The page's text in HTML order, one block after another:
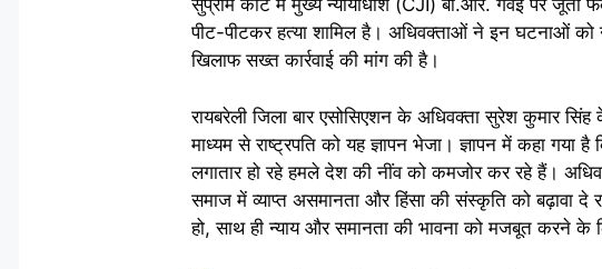
सुप्रीम कोर्ट में मुख्य न्यायाधीश (CJI) बी.आर. गवई पर जूता
पीट-पीटकर हत्या शामिल है। अधिवक्ताओं ने इन घटनाओं को
खिलाफ सख्त कार्रवाई की मांग की है।
रायबरेली जिला बार एसोसिएशन के अधिवक्ता सुरेश कुमार
माध्यम से राष्ट्रपति को यह ज्ञापन भेजा। ज्ञापन में कहा गया
लगातार हो रहे हमले देश की नींव को कमजोर कर रहे हैं।
समाज में व्याप्त असमानता और हिंसा की संस्कृति को बढ़ावा दे
हो, साथ ही न्याय और समानता की भावना को मजबूत करने के